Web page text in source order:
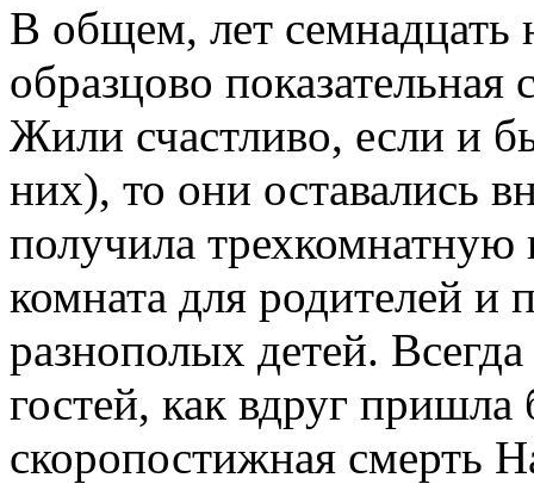
В общем, лет семнадцать
образцово
Жили счастливо, если и
них), то они оставались
получила трехкомнатную
комната для родителей и
разнополых детей.
гостей, как вдруг пришла
скоропостижная смерть